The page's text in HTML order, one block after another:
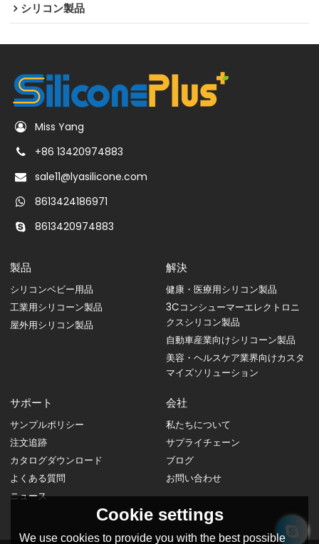
シリコン製品
Miss Yang
+86 13420974883
sale11@lyasilicone.com
8613424186971
8613420974883
製品
シリコンベビー用品
工業用シリコーン製品
屋外用シリコン製品
解決
健康・医療用シリコン製品
3Cコンシューマーエレクトロニ
クスシリコン製品
自動車産業向けシリコーン製品
美容・ヘルスケア業界向けカスタ
マイズソリューション
サポート
サンプルポリシー
注文追跡
カタログダウンロード
よくある質問
ニュース
会社
私たちについて
サプライチェーン
ブログ
お問い合わせ
Cookie settings
We use cookies to provide you with the best possible